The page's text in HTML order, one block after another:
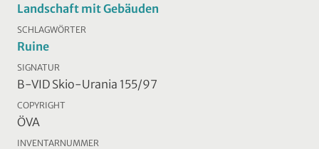
Landschaft mit Gebäuden
SCHLAGWÖRTER
Ruine
SIGNATUR
B-VID Skio-Urania 155/97
COPYRIGHT
ÖVA
INVENTARNUMMER